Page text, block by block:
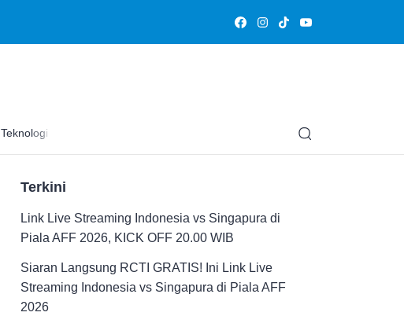
Teknologi Edukasi
Terkini
Link Live Streaming Indonesia vs Singapura di
Piala AFF 2026, KICK OFF 20.00 WIB
Siaran Langsung RCTI GRATIS! Ini Link Live
Streaming Indonesia vs Singapura di Piala AFF
2026